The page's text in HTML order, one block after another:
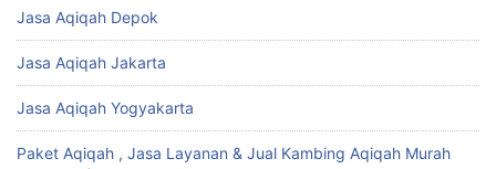
Jasa Aqiqah Depok
Jasa Aqiqah Jakarta
Jasa Aqiqah Yogyakarta
Paket Aqiqah , Jasa Layanan & Jual Kambing Aqiqah Murah